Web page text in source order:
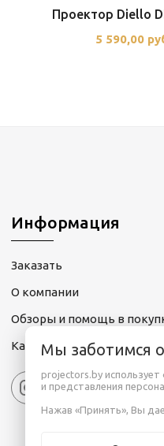
Проектор Diello
5 590,00
Информация
Заказать
О компании
Обзоры и помощь в
Карта сайта
Мы заботимся
projectors.by
и представления
Нажав «Принять», Вы